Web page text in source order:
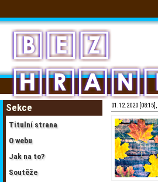
Sekce
Titulní strana
O webu
Jak na to?
Soutěže
01.12.2020 [08:15],